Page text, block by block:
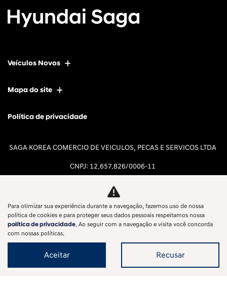
Veículos Novos
Mapa do site
Política de privacidade
SAGA KOREA COMERCIO DE VEICULOS, PECAS E SERVICOS LTDA
CNPJ: 12.657.826/0006-11
Desacelere. Seu bem maior é a
vida.
Para otimizar sua experiência durante a navegação, fazemos uso de nossa
política de cookies e para proteger seus dados pessoais respeitamos nossa
política de privacidade. Ao seguir com a navegação e visita você concorda
com nossas políticas.
Aceitar Recusar